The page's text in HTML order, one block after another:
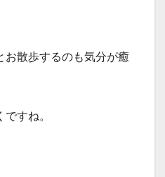
お散歩するのも気分が癒
すね。